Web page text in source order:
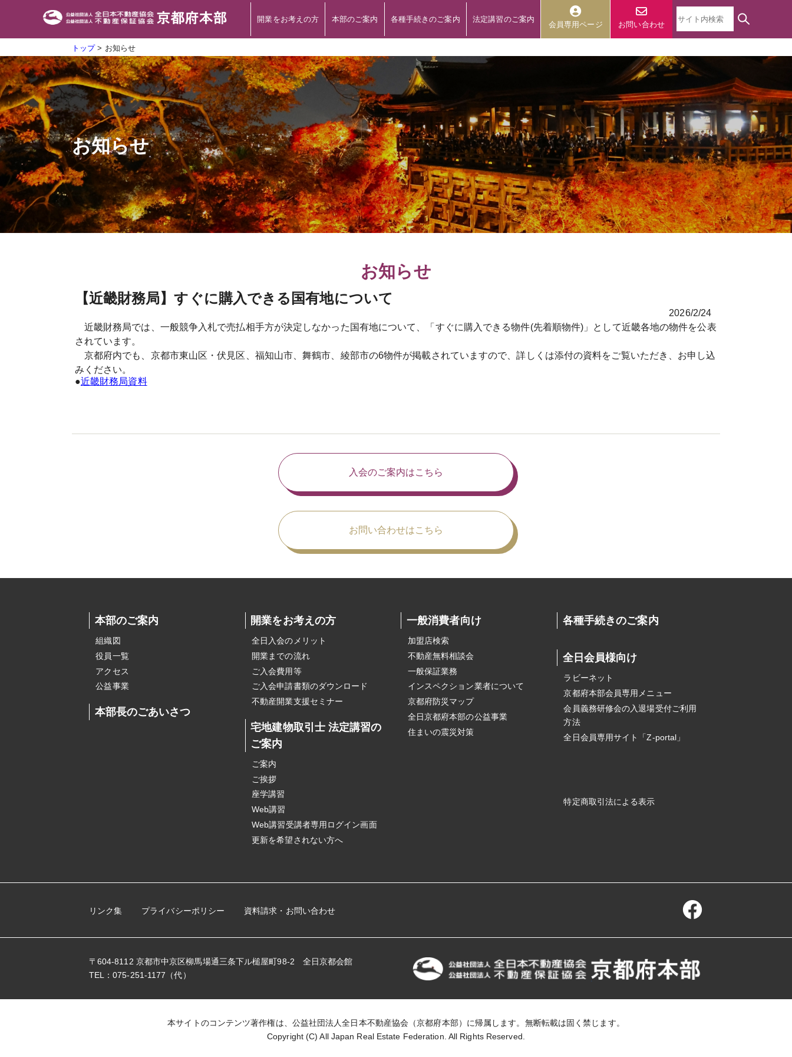
開業をお考えの方 本部のご案内 各種手続きのご案内 法定講習のご案内
会員専用ページ お問い合わせ
トップ> お知らせ
お知らせ
お知らせ
【近畿財務局】すぐに購入できる国有地について
2026/2/24
近畿財務局では、一般競争入札で売払相手方が決定しなかった国有地について、「すぐに購入できる物件(先着順物件)」として近畿各地の物件を公表
されています。
京都府内でも、京都市東山区・伏見区、福知山市、舞鶴市、綾部市の6物件が掲載されていますので、詳しくは添付の資料をご覧いただき、お申し込
みください。
●近畿財務局資料
入会のご案内はこちら
お問い合わせはこちら
本部のご案内
組織図
役員一覧
アクセス
公益事業
本部長のごあいさつ
開業をお考えの方
全日入会のメリット
開業までの流れ
ご入会費用等
ご入会申請書類のダウンロード
不動産開業支援セミナー
宅地建物取引士 法定講習の
ご案内
ご案内
ご挨拶
座学講習
Web講習
Web講習受講者専用ログイン画面
更新を希望されない方へ
一般消費者向け
加盟店検索
不動産無料相談会
一般保証業務
インスペクション業者について
京都府防災マップ
全日京都府本部の公益事業
住まいの震災対策
各種手続きのご案内
全日会員様向け
ラビーネット
京都府本部会員専用メニュー
会員義務研修会の入退場受付ご利用
方法
全日会員専用サイト「Z-portal」
特定商取引法による表示
リンク集 プライバシーポリシー 資料請求・お問い合わせ
〒604-8112 京都市中京区柳馬場通三条下ル槌屋町98-2 全日京都会館
TEL：075-251-1177（代）
本サイトのコンテンツ著作権は、公益社団法人全日本不動産協会（京都府本部）に帰属します。無断転載は固く禁じます。
Copyright (C) All Japan Real Estate Federation. All Rights Reserved.